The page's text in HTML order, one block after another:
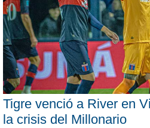
Tigre venció a River en
la crisis del Millonario